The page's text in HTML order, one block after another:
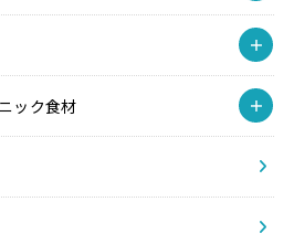
ック食材